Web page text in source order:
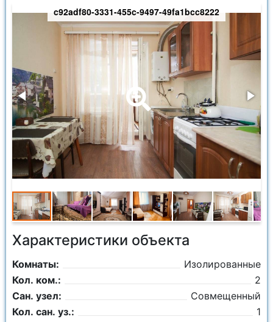
c92adf80-3331-455c-9497-49fa1bcc8222
Характеристики объекта
Комнаты:
Изолированные
Кол. ком.:
2
Сан. узел:
Совмещенный
Кол. сан. уз.:
1